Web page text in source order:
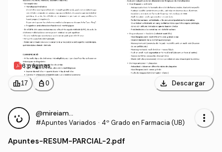
6 páginas
leaderboard17 personal_bag 0 download Descargar
@mireiamartin
#Apuntes Variados · 4º Grado en Farmacia (UB) more_vert
Apuntes-RESUM-PARCIAL-2.pdf